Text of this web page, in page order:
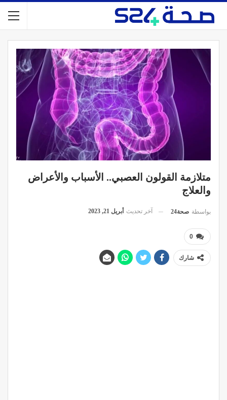
متلازمة القولون العصبي.. الأسباب والأعراض
والعلاج
بواسطة صحة24 آخر تحديث أبريل 21, 2023
0
شارك